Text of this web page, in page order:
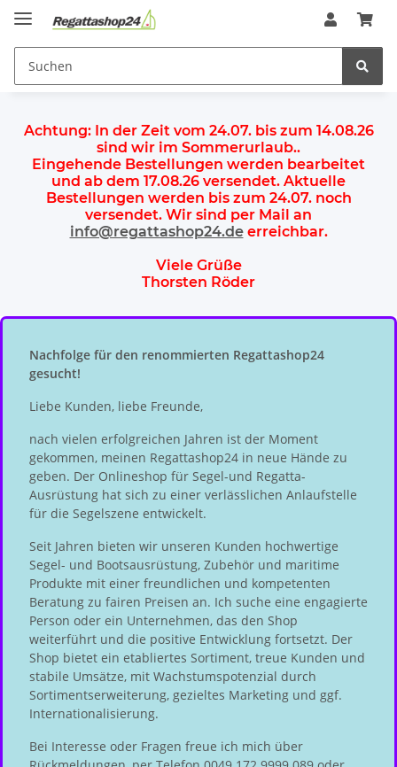
Achtung: In der Zeit vom 24.07. bis zum 14.08.26
sind wir im Sommerurlaub..
Eingehende Bestellungen werden bearbeitet
und ab dem 17.08.26 versendet. Aktuelle
Bestellungen werden bis zum 24.07.noch
versendet. Wir sind per Mail an
info@regattashop24.deerreichbar.
Viele Grüße
Thorsten Röder
Nachfolge für den renommierten Regattashop24
gesucht!
Liebe Kunden, liebe Freunde,
nach vielen erfolgreichen Jahren ist der Moment
gekommen, meinen Regattashop24 in neue Hände zu
geben. Der Onlineshop für Segel-und Regatta-
Ausrüstung hat sich zu einer verlässlichen Anlaufstelle
für die Segelszene entwickelt.
Seit Jahren bieten wir unseren Kunden hochwertige
Segel- und Bootsausrüstung, Zubehör und maritime
Produkte mit einer freundlichen und kompetenten
Beratung zu fairen Preisen an. Ich suche eine engagierte
Person oder ein Unternehmen, das den Shop
weiterführt und die positive Entwicklung fortsetzt. Der
Shop bietet ein etabliertes Sortiment, treue Kunden und
stabile Umsätze, mit Wachstumspotenzial durch
Sortimentserweiterung, gezieltes Marketing und ggf.
Internationalisierung.
Bei Interesse oder Fragen freue ich mich über